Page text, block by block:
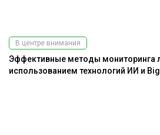
В центре внимания
Эффективные методы мониторинга
использованием технологий ИИ и Big